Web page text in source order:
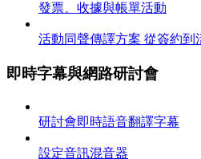
發票、收據與帳單活動
活動同聲傳譯方案 從簽約到
即時字幕與網路研討會
研討會即時語音翻譯字幕
設定音訊混音器